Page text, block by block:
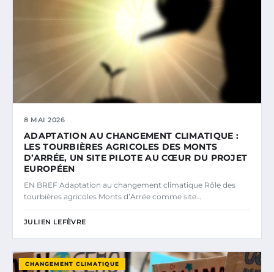
8 MAI 2026
ADAPTATION AU CHANGEMENT CLIMATIQUE :
LES TOURBIÈRES AGRICOLES DES MONTS
D’ARRÉE, UN SITE PILOTE AU CŒUR DU PROJET
EUROPÉEN
EN BREF Adaptation au changement climatique Rôle des
tourbières agricoles Monts d’Arrée comme site…
JULIEN LEFÈVRE
CHANGEMENT CLIMATIQUE